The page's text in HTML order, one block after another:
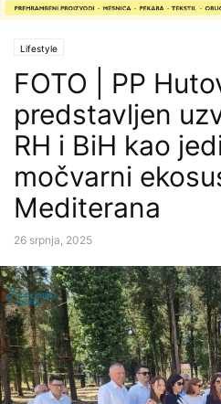
Lifestyle
FOTO | PP
predstavljen
RH i BiH kao
močvarni
Mediterana
26 srpnja, 2025